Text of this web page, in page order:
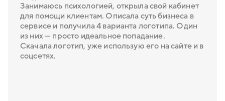
Занимаюсь психологией, открыла свой кабинет
для помощи клиентам. Описала суть бизнеса в
сервисе и получила 4 варианта логотипа. Один
из них — просто идеальное попадание.
Скачала логотип, уже использую его на сайте и в
соцсетях.